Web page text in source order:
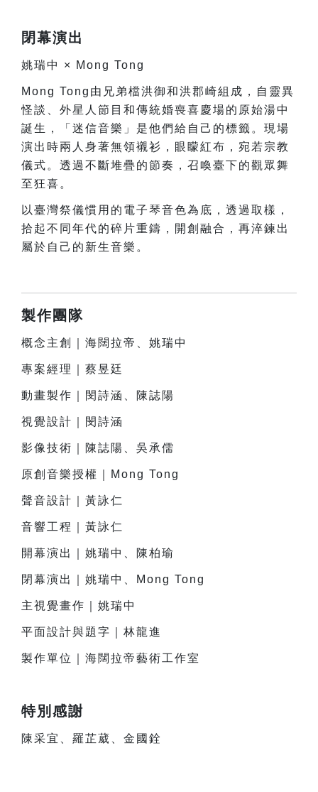
閉幕演出
姚瑞中 × Mong Tong
Mong Tong 由兄弟檔洪御和洪郡崎組成，自靈異
怪談、外星人節目和傳統婚喪喜慶場的原始湯中
誕生，「迷信音樂」是他們給自己的標籤。現場
演出時兩人身著無領襯衫，眼矇紅布，宛若宗教
儀式。透過不斷堆疊的節奏，召喚臺下的觀眾舞
至狂喜。
以臺灣祭儀慣用的電子琴音色為底，透過取樣，
拾起不同年代的碎片重鑄，開創融合，再淬鍊出
屬於自己的新生音樂。
製作團隊
概念主創｜海闊拉帝、姚瑞中
專案經理｜蔡昱廷
動畫製作｜閔詩涵、陳誌陽
視覺設計｜閔詩涵
影像技術｜陳誌陽、吳承儒
原創音樂授權｜Mong Tong
聲音設計｜黃詠仁
音響工程｜黃詠仁
開幕演出｜姚瑞中、陳柏瑜
閉幕演出｜姚瑞中、Mong Tong
主視覺畫作｜姚瑞中
平面設計與題字｜林龍進
製作單位｜海闊拉帝藝術工作室
特別感謝
陳采宜、羅芷葳、金國銓